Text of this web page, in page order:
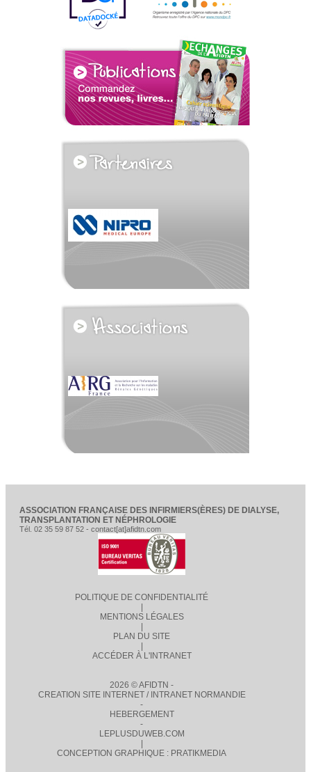
voir tous les partenaires
ASSOCIATION FRANÇAISE DES INFIRMIERS(ÈRES) DE DIALYSE,
TRANSPLANTATION ET NÉPHROLOGIE
Tél. 02 35 59 87 52 - contact[at]afidtn.com
POLITIQUE DE CONFIDENTIALITÉ
MENTIONS LÉGALES
PLAN DU SITE
ACCÉDER À L'INTRANET
2026 © AFIDTN -
CREATION SITE INTERNET / INTRANET NORMANDIE
-
HEBERGEMENT
-
LEPLUSDUWEB.COM
CONCEPTION GRAPHIQUE : PRATIKMEDIA